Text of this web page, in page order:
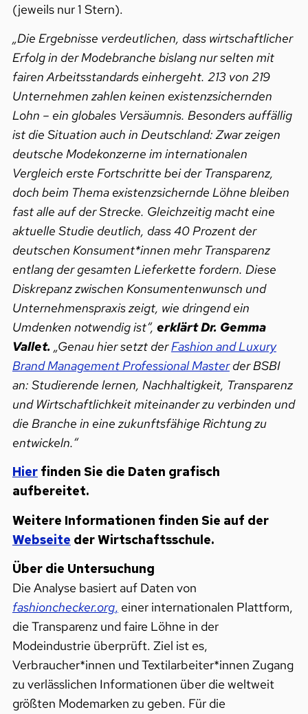
(jeweils nur 1 Stern).
„Die Ergebnisse verdeutlichen, dass wirtschaftlicher
Erfolg in der Modebranche bislang nur selten mit
fairen Arbeitsstandards einhergeht. 213 von 219
Unternehmen zahlen keinen existenzsichernden
Lohn – ein globales Versäumnis. Besonders auffällig
ist die Situation auch in Deutschland: Zwar zeigen
deutsche Modekonzerne im internationalen
Vergleich erste Fortschritte bei der Transparenz,
doch beim Thema existenzsichernde Löhne bleiben
fast alle auf der Strecke. Gleichzeitig macht eine
aktuelle Studie deutlich, dass 40 Prozent der
deutschen Konsument*innen mehr Transparenz
entlang der gesamten Lieferkette fordern. Diese
Diskrepanz zwischen Konsumentenwunsch und
Unternehmenspraxis zeigt, wie dringend ein
Umdenken notwendig ist“, erklärt Dr. Gemma
Vallet. „Genau hier setzt derFashion and Luxury
Brand Management Professional Masterder BSBI
an: Studierende lernen, Nachhaltigkeit, Transparenz
und Wirtschaftlichkeit miteinander zu verbinden und
die Branche in eine zukunftsfähige Richtung zu
entwickeln.“
Hierfinden Sie die Daten grafisch
aufbereitet.
Weitere Informationen finden Sie auf der
Webseite der Wirtschaftsschule.
Über die Untersuchung
Die Analyse basiert auf Daten von
fashionchecker.org, einer internationalen Plattform,
die Transparenz und faire Löhne in der
Modeindustrie überprüft. Ziel ist es,
Verbraucher*innen und Textilarbeiter*innen Zugang
zu verlässlichen Informationen über die weltweit
größten Modemarken zu geben. Für die